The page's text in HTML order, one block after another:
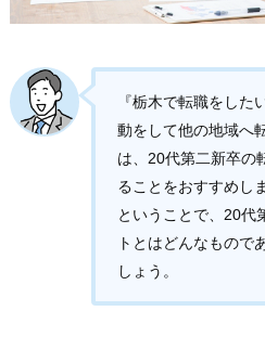
『栃木で転職をし
動をして他の地域へ
は、20代第二新卒の
ることをおすすめし
ということで、20代
トとはどんなもので
しょう。